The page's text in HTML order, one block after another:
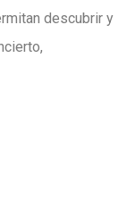
descubrir y